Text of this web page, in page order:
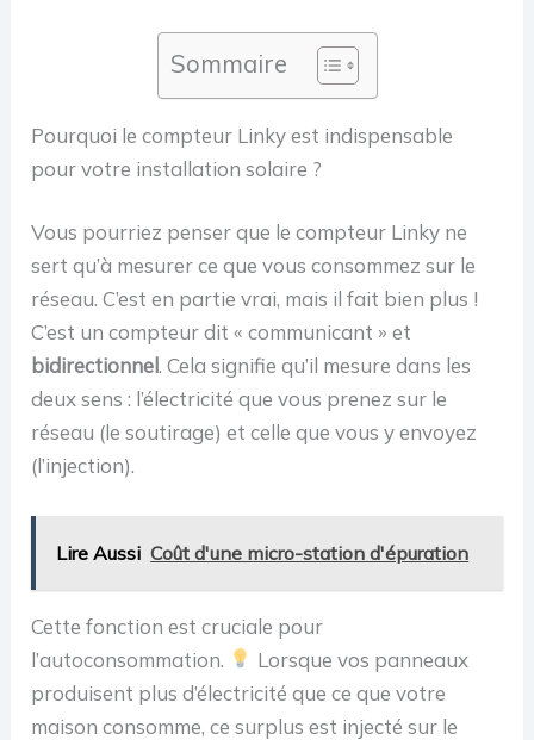
Sommaire
Pourquoi le compteur Linky est indispensable
pour votre installation solaire ?
Vous pourriez penser que le compteur Linky ne
sert qu’à mesurer ce que vous consommez sur le
réseau. C’est en partie vrai, mais il fait bien plus !
C’est un compteur dit « communicant » et
bidirectionnel. Cela signifie qu’il mesure dans les
deux sens : l’électricité que vous prenez sur le
réseau (le soutirage) et celle que vous y envoyez
(l’injection).
Lire Aussi Coût d'une micro-station d'épuration
Cette fonction est cruciale pour
l’autoconsommation.
Lorsque vos panneaux
produisent plus d’électricité que ce que votre
maison consomme, ce surplus est injecté sur le